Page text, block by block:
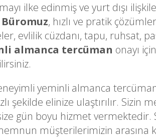
ilke edinmiş ve yurt dışı
, hızlı ve pratik
evlilik cüzdanı, tapu, ruhsat,
almanca tercüman onayı
yeminli almanca
şekilde elinize ulaştırılır.
gün boyu hizmet vermektedir.
müşterilerimizin arasına